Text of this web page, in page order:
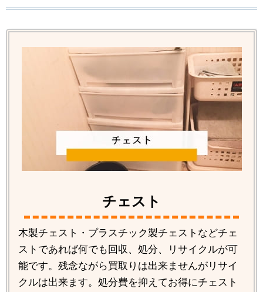
チェスト
木製チェスト・プラスチック製チェストなどチェ
ストであれば何でも回収、処分、リサイクルが可
能です。残念ながら買取りは出来ませんがリサイ
クルは出来ます。処分費を抑えてお得にチェスト